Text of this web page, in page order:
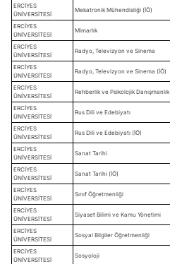
ERCİYES
ÜNİVERSİTESİ
Mekatronik Mühendisliği (İÖ)
ERCİYES
ÜNİVERSİTESİ
Mimarlık
ERCİYES
ÜNİVERSİTESİ
Radyo, Televizyon ve Sinema
ERCİYES
ÜNİVERSİTESİ
Radyo, Televizyon ve Sinema (İÖ)
ERCİYES
ÜNİVERSİTESİ
Rehberlik ve Psikolojik Danışmanlık
ERCİYES
ÜNİVERSİTESİ
Rus Dili ve Edebiyatı
ERCİYES
ÜNİVERSİTESİ
Rus Dili ve Edebiyatı (İÖ)
ERCİYES
ÜNİVERSİTESİ
Sanat Tarihi
ERCİYES
ÜNİVERSİTESİ
Sanat Tarihi (İÖ)
ERCİYES
ÜNİVERSİTESİ
Sınıf Öğretmenliği
ERCİYES
ÜNİVERSİTESİ
Siyaset Bilimi ve Kamu Yönetimi
ERCİYES
ÜNİVERSİTESİ
Sosyal Bilgiler Öğretmenliği
ERCİYES
ÜNİVERSİTESİ
Sosyoloji